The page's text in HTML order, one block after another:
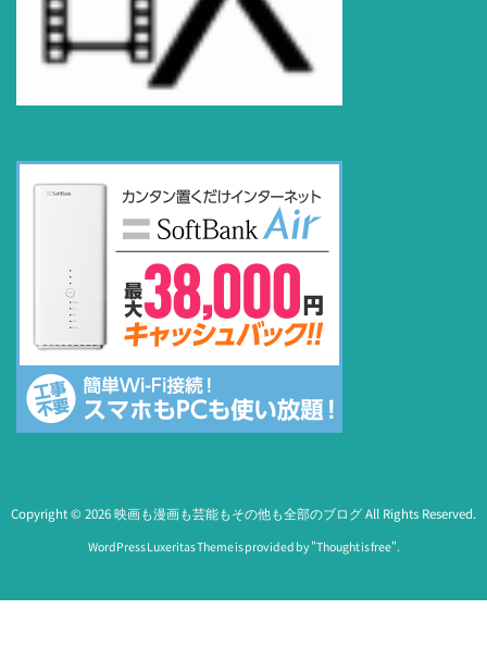
Copyright © 2026映画も漫画も芸能もその他も全部のブログAll Rights Reserved.
WordPress Luxeritas Theme is provided by "Thought is free".